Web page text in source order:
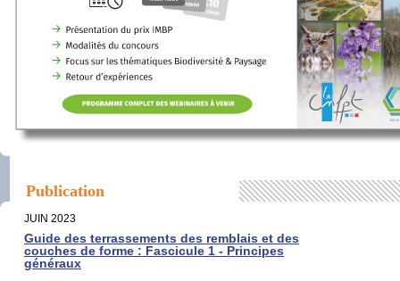
Publication
JUIN 2023
Guide des terrassements des remblais et des
couches de forme : Fascicule 1 - Principes
généraux